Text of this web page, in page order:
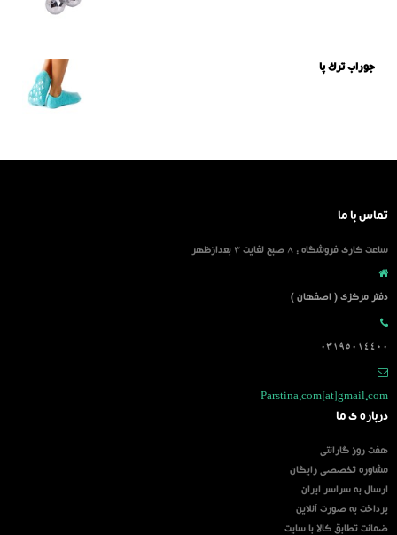
جوراب ترک پا
تماس با ما
ساعت کاری فروشگاه : 8 صبح لغایت 3 بعدازظهر
دفتر مرکزی ( اصفهان )
03195014400
Parstina.com[at]gmail.com
درباره ی ما
هفت روز گارانتی
مشاوره تخصصی رایگان
ارسال به سراسر ایران
پرداخت به صورت آنلاین
ضمانت تطابق کالا با سایت